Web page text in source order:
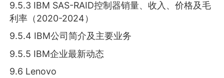
9.5.3 IBM SAS-RAID控制器销量、收入、价格及毛
利率（2020-2024）
9.5.4 IBM公司简介及主要业务
9.5.5 IBM企业最新动态
9.6 Lenovo